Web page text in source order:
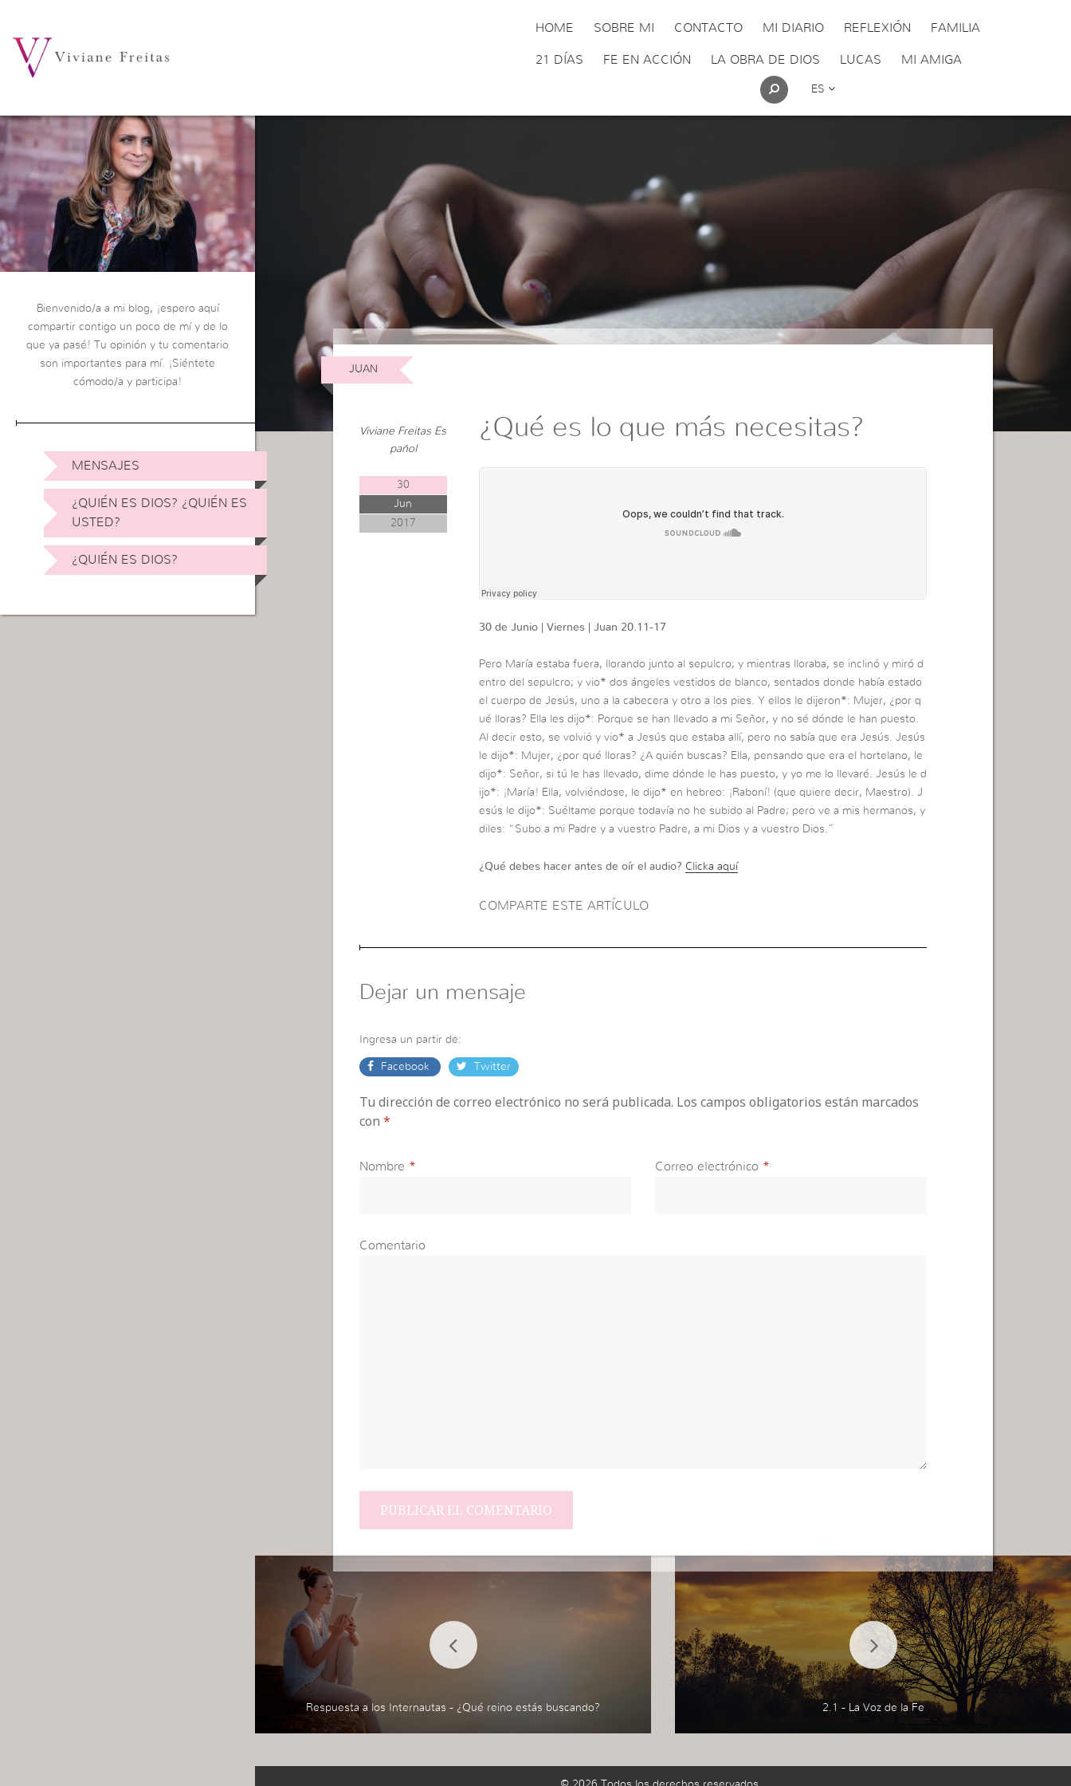
HOME SOBRE MI CONTACTO MI DIARIO REFLEXIÓN FAMILIA
21 DÍAS FE EN ACCIÓN LA OBRA DE DIOS LUCAS MI AMIGA
ES
Bienvenido/a a mi blog, ¡espero aquí
compartir contigo un poco de mí y de lo
que ya pasé! Tu opinión y tu comentario
son importantes para mí. ¡Siéntete
cómodo/a y participa!
MENSAJES
¿QUIÉN ES DIOS? ¿QUIÉN ES
USTED?
¿QUIÉN ES DIOS?
JUAN
Viviane Freitas Es
pañol
30
Jun
2017
¿Qué es lo que más necesitas?
30 de Junio | Viernes | Juan 20.11-17
Pero María estaba fuera, llorando junto al sepulcro; y mientras lloraba, se inclinó y miró d
entro del sepulcro; y vio* dos ángeles vestidos de blanco, sentados donde había estado
el cuerpo de Jesús, uno a la cabecera y otro a los pies. Y ellos le dijeron*: Mujer, ¿por q
ué lloras? Ella les dijo*: Porque se han llevado a mi Señor, y no sé dónde le han puesto.
Al decir esto, se volvió y vio* a Jesús que estaba allí, pero no sabía que era Jesús. Jesús
le dijo*: Mujer, ¿por qué lloras? ¿A quién buscas? Ella, pensando que era el hortelano, le
dijo*: Señor, si tú le has llevado, dime dónde le has puesto, y yo me lo llevaré. Jesús le d
ijo*: ¡María! Ella, volviéndose, le dijo* en hebreo: ¡Raboní! (que quiere decir, Maestro). J
esús le dijo*: Suéltame porque todavía no he subido al Padre; pero ve a mis hermanos, y
diles: “Subo a mi Padre y a vuestro Padre, a mi Dios y a vuestro Dios.”
¿Qué debes hacer antes de oír el audio? Clicka aquí
COMPARTE ESTE ARTÍCULO
Dejar un mensaje
Ingresa un partir de:
Facebook Twitter
Tu dirección de correo electrónico no será publicada. Los campos obligatorios están marcados
con *
Nombre * Correo electrónico *
Comentario
Respuesta a los Internautas - ¿Qué reino estás buscando? 2.1 - La Voz de la Fe